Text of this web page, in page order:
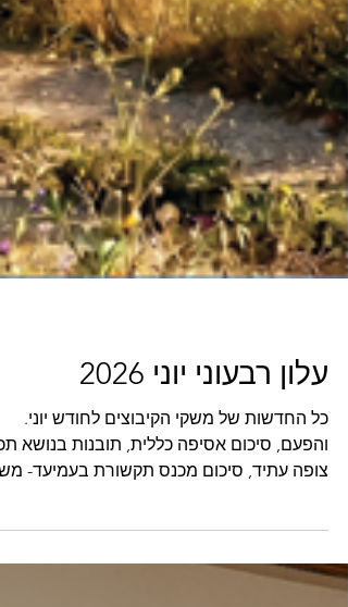
עלון רבעוני יוני 2026
כל החדשות של משקי הקיבוצים לחודש יוני.
צופה עתיד, סיכום מכנס תקשורת בעמיעד-
עסקים מקומיים בקיבוצים